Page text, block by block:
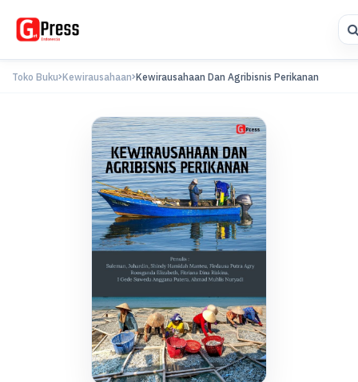
Toko Buku Kewirausahaan Kewirausahaan Dan Agribisnis Perikanan